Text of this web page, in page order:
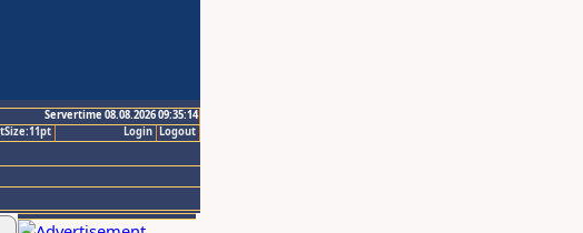
Servertime 08.08.2026 09:35:14
Logout
Login